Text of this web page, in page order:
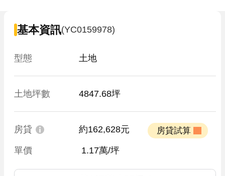
基本資訊(YC0159978)
型態 土地
土地坪數 4847.68坪
房貸 約162,628元
單價 1.17萬/坪